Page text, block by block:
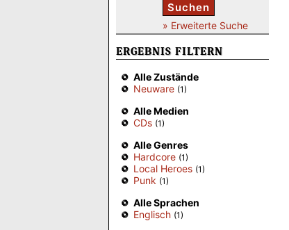
Suchen
» Erweiterte Suche
ERGEBNIS FILTERN
Alle Zustände
Neuware (1)
Alle Medien
CDs (1)
Alle Genres
Hardcore (1)
Local Heroes (1)
Punk (1)
Alle Sprachen
Englisch (1)